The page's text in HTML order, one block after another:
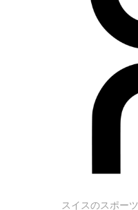
スイスのスポー